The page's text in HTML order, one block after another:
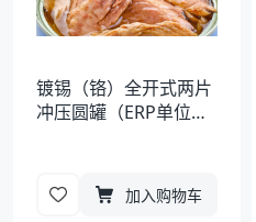
镀锡（铬）全开式两片
冲压圆罐（ERP单位错
加入购物车